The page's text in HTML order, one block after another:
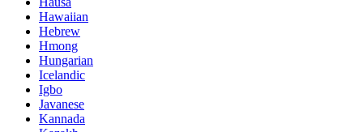
Hawaiian
Hebrew
Hmong
Hungarian
Icelandic
Igbo
Javanese
Kannada